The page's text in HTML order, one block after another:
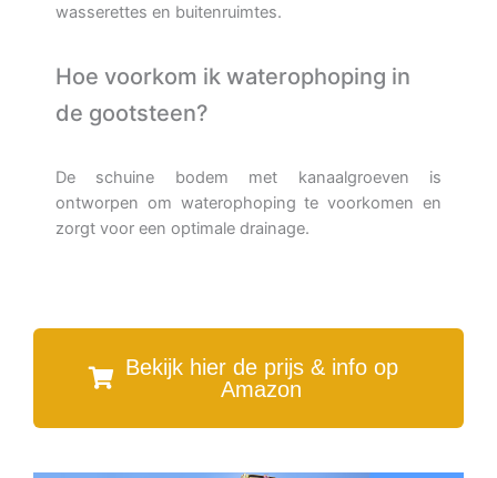
wasserettes en buitenruimtes.
Hoe voorkom ik waterophoping in
de gootsteen?
De schuine bodem met kanaalgroeven is
ontworpen om waterophoping te voorkomen en
zorgt voor een optimale drainage.
Bekijk hier de prijs & info op
Amazon